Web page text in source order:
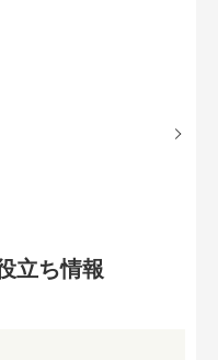
立ち情報